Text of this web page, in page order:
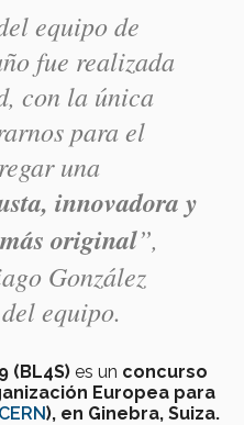
equipo de
fue realizada
con la única
para el
una
innovadora y
original”,
González
equipo.
(BL4S) es un concurso
Europea para
CERN), en Ginebra, Suiza.